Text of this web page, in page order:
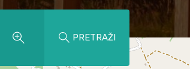
PRETRAŽI